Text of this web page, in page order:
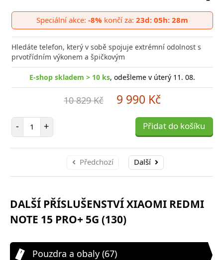
do
Speciální akce: -8% končí za: 23d: 05h: 28m
Hledáte telefon, který v sobě spojuje extrémní odolnost s
prvotřídním výkonem a špičkovým
E-shop skladem > 10 ks, odešleme v úterý 11. 08.
10 829 Kč 9 990 Kč
- Počet položek
+ Přidat do košíku
Předchozí Další
DALŠÍ PŘÍSLUŠENSTVÍ XIAOMI REDMI
NOTE 15 PRO+ 5G (130)
Pouzdra a obaly (67)